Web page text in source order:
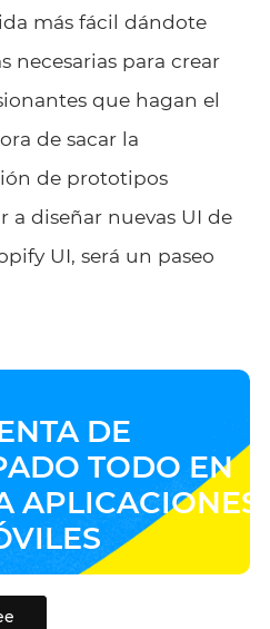
más fácil dándote
necesarias para crear
que hagan el
de sacar la
de prototipos
a diseñar nuevas UI de
UI, será un paseo
DE
TODO EN
APLICACIONES